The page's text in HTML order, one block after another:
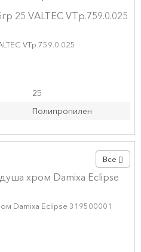
VTp.759.0.025
25
Полипропилен
Все
Damixa Eclipse 319500001